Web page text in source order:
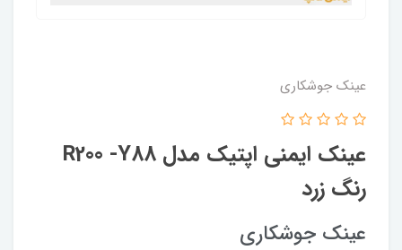
عینک جوشکاری
عینک ایمنی اپتیک مدل R200 -Y88
رنگ زرد
عینک جوشکاری